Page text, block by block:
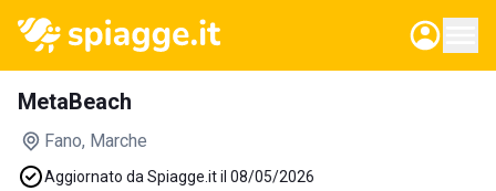
MetaBeach
Fano, Marche
Aggiornato da Spiagge.it il 08/05/2026